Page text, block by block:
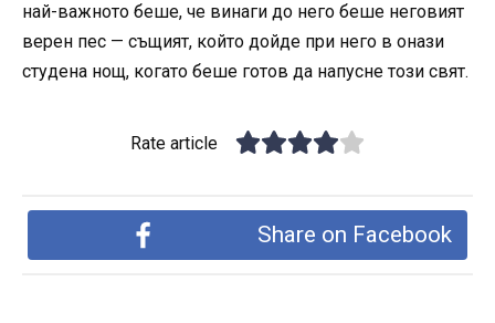
най-важното беше, че винаги до него беше неговият
верен пес — същият, който дойде при него в онази
студена нощ, когато беше готов да напусне този свят.
Rate article
Share on Facebook